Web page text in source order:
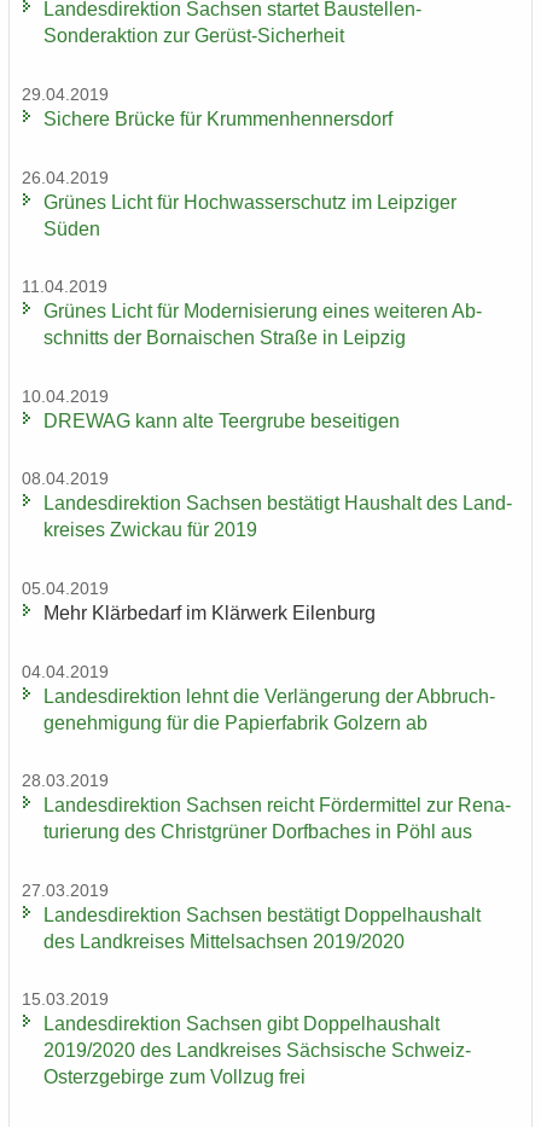
Lan­des­di­rek­ti­on Sach­sen star­tet Baustellen-​
Sonderaktion zur Gerüst-​Sicherheit
29.04.2019
Si­che­re Brü­cke für Krum­men­hen­ners­dorf
26.04.2019
Grü­nes Licht für Hoch­was­ser­schutz im Leip­zi­ger
Süden
11.04.2019
Grü­nes Licht für Mo­der­ni­sie­rung eines wei­te­ren Ab­
schnitts der Bor­na­i­schen Stra­ße in Leip­zig
10.04.2019
DRE­WAG kann alte Teergru­be be­sei­ti­gen
08.04.2019
Lan­des­di­rek­ti­on Sach­sen be­stä­tigt Haus­halt des Land­
krei­ses Zwi­ckau für 2019
05.04.2019
Mehr Klär­be­darf im Klär­werk Ei­len­burg
04.04.2019
Lan­des­di­rek­ti­on lehnt die Ver­län­ge­rung der Ab­bruch­
ge­neh­mi­gung für die Pa­pier­fa­brik Golz­ern ab
28.03.2019
Lan­des­di­rek­ti­on Sach­sen reicht För­der­mit­tel zur Re­na­
tu­rie­rung des Christ­grü­ner Dorf­ba­ches in Pöhl aus
27.03.2019
Lan­des­di­rek­ti­on Sach­sen be­stä­tigt Dop­pel­haus­halt
des Land­krei­ses Mit­tel­sach­sen 2019/2020
15.03.2019
Lan­des­di­rek­ti­on Sach­sen gibt Dop­pel­haus­halt
2019/2020 des Land­krei­ses Säch­si­sche Schweiz-​
Osterzgebirge zum Voll­zug frei